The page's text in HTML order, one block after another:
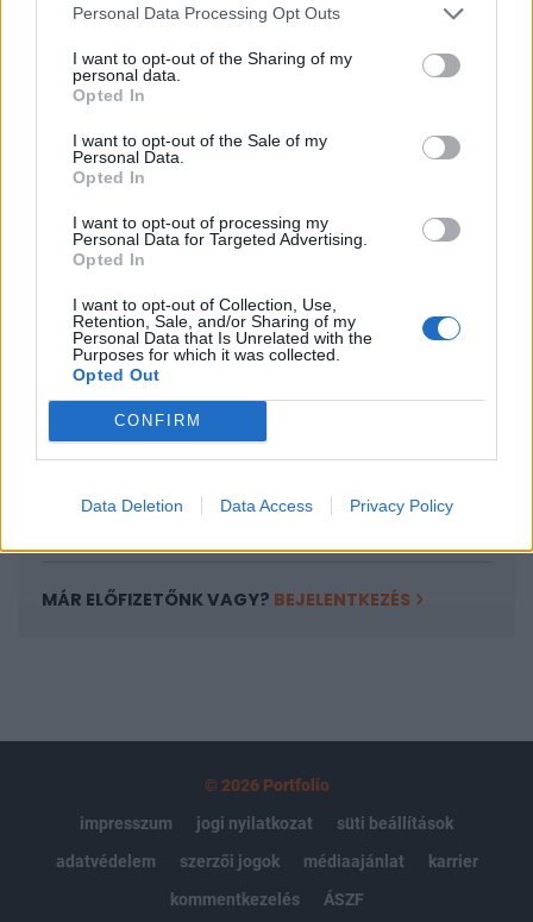
Personal Data Processing Opt Outs
I want to opt-out of the Sharing of my
personal data.
Opted In
I want to opt-out of the Sale of my
Personal Data.
Opted In
I want to opt-out of processing my
Personal Data for Targeted Advertising.
Opted In
I want to opt-out of Collection, Use,
Retention, Sale, and/or Sharing of my
Personal Data that Is Unrelated with the
Purposes for which it was collected.
Opted Out
CONFIRM
Data Deletion Data Access Privacy Policy
meglepetést okozott, hogy Donald Trump amerikai elnök
elhalasztotta a korábban beígért támadást. A Channel 12
információi szerint a nagyhatalom légiereje már a
napokban támadást indíthat. A televíziós csatorna
kiemelte...
KEDVES OLVASÓNK!
A keresett cikk a portfolio.hu hírarchívumához
regisztrációhoz kötött.
Az előfizetés a következőket tartalmazza:
Kötéslisták: BÉT elmúlt 2 év napon belüli
Előfizetés
MÁR ELŐFIZETŐNK VAGY? BEJELENTKEZÉS
© 2026 Portfolio
impresszum
jogi nyilatkozat
süti beállítások
adatvédelem
szerzői jogok médiaajánlat
karrier
kommentkezelés
ÁSZF